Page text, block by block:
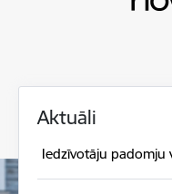
Aktuāli
Iedzīvotāju padomju